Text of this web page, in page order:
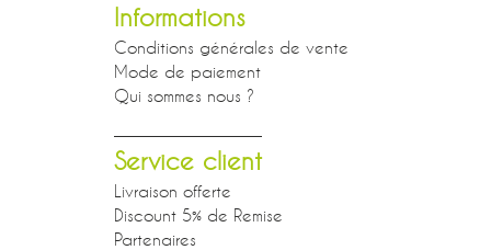
Informations
Conditions générales de vente
Mode de paiement
Qui sommes nous ?
Service client
Livraison offerte
Discount 5% de Remise
Partenaires